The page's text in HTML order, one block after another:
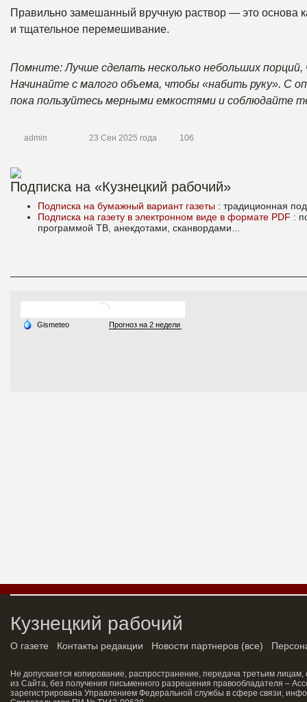
Правильно замешанный вручную раствор — это основа
и тщательное перемешивание.
Помните: Лучше сделать несколько небольших
Начинайте с малого объема, чтобы «набить руку». С
пока пользуйтесь мерными емкостями и соблюдайте
admin 23 Сен 2025 года 106
Подписка на «Кузнецкий рабочий»
Подписка на бумажный вариант газеты : традиционная
Подписка на газету в электронном виде в формате PDF :
программой ТВ, анекдотами, сканвордами...
Кузнецкий рабочий
О газете Контакты редакции Новости партнеров (все)
Не допускается копирование, распространение, передача третьим
из Сайта, без получения письменного разрешения правообладателя –
зарегистрирована Управлением Федеральной службы в сфере связи,